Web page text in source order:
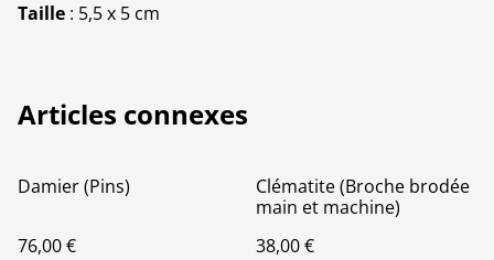
Taille : 5,5 x 5 cm
Articles connexes
Damier (Pins)
76,00 €
Clématite (Broche brodée
main et machine)
38,00 €